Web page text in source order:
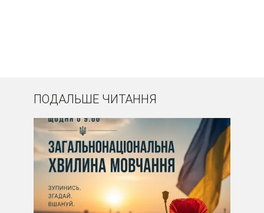
ПОДАЛЬШЕ ЧИТАННЯ